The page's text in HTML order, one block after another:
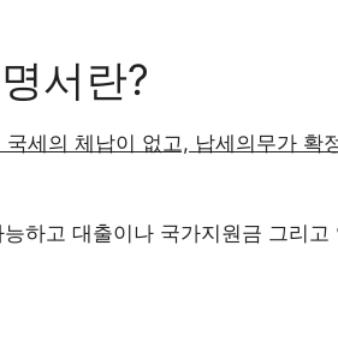
서란?
국세의 체납이 없고, 납세의무가 확
하고 대출이나 국가지원금 그리